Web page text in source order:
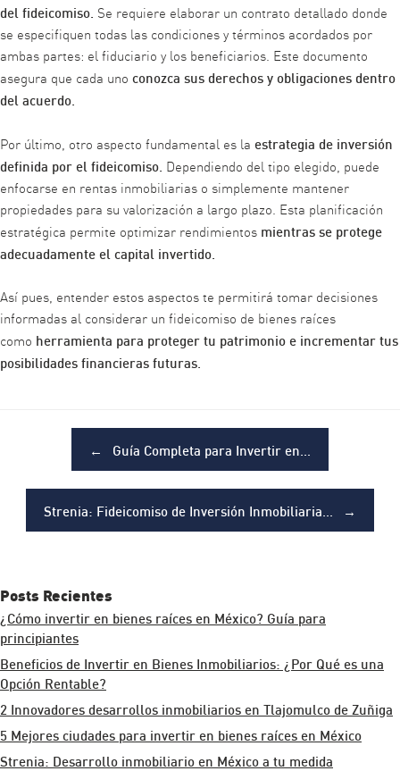
del fideicomiso. Se requiere elaborar un contrato detallado donde
se especifiquen todas las condiciones y términos acordados por
ambas partes: el fiduciario y los beneficiarios. Este documento
asegura que cada uno conozca sus derechos y obligaciones dentro
del acuerdo.
Por último, otro aspecto fundamental es la estrategia de inversión
definida por el fideicomiso. Dependiendo del tipo elegido, puede
enfocarse en rentas inmobiliarias o simplemente mantener
propiedades para su valorización a largo plazo. Esta planificación
estratégica permite optimizar rendimientos mientras se protege
adecuadamente el capital invertido.
Así pues, entender estos aspectos te permitirá tomar decisiones
informadas al considerar un fideicomiso de bienes raíces
como herramienta para proteger tu patrimonio e incrementar tus
posibilidades financieras futuras.
← Guía Completa para Invertir en…
Strenia: Fideicomiso de Inversión Inmobiliaria… →
Posts Recientes
¿Cómo invertir en bienes raíces en México? Guía para
principiantes
Beneficios de Invertir en Bienes Inmobiliarios: ¿Por Qué es una
Opción Rentable?
2 Innovadores desarrollos inmobiliarios en Tlajomulco de Zuñiga
5 Mejores ciudades para invertir en bienes raíces en México
Strenia: Desarrollo inmobiliario en México a tu medida